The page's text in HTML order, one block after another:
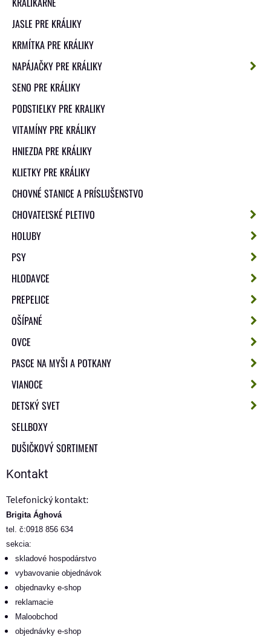
JASLE PRE KRÁLIKY
KRMÍTKA PRE KRÁLIKY
NAPÁJAČKY PRE KRÁLIKY
SENO PRE KRÁLIKY
PODSTIELKY PRE KRALIKY
VITAMÍNY PRE KRÁLIKY
HNIEZDA PRE KRÁLIKY
KLIETKY PRE KRÁLIKY
CHOVNÉ STANICE A PRÍSLUŠENSTVO
CHOVATEĽSKÉ PLETIVO
HOLUBY
PSY
HLODAVCE
PREPELICE
OŠÍPANÉ
OVCE
PASCE NA MYŠI A POTKANY
VIANOCE
DETSKÝ SVET
SELLBOXY
DUŠIČKOVÝ SORTIMENT
Kontakt
Telefonický kontakt:
Brigita Ághová
tel. č:0918 856 634
sekcia:
skladové hospodárstvo
vybavovanie objednávok
objednavky e-shop
reklamacie
Maloobchod
objednávky e-shop